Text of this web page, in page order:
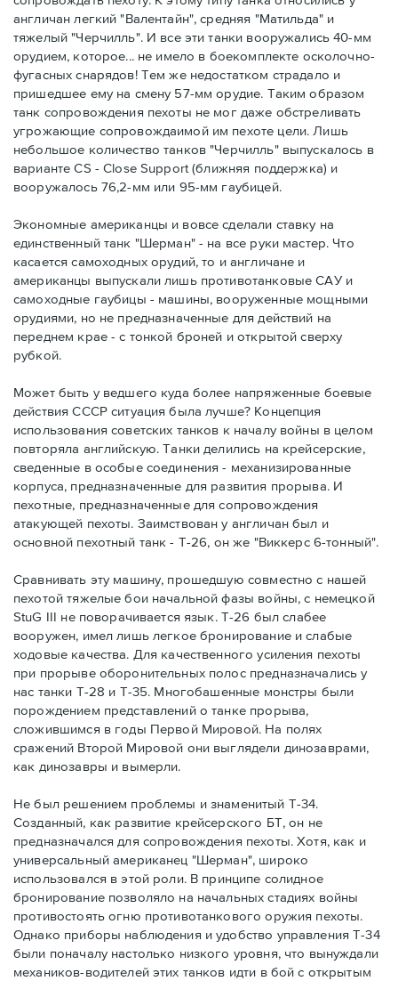
англичан легкий "Валентайн", средняя "Матильда" и
тяжелый "Черчилль". И все эти танки вооружались 40-мм
орудием, которое... не имело в боекомплекте осколочно-
фугасных снарядов! Тем же недостатком страдало и
пришедшее ему на смену 57-мм орудие. Таким образом
танк сопровождения пехоты не мог даже обстреливать
угрожающие сопровождаимой им пехоте цели. Лишь
небольшое количество танков "Черчилль" выпускалось в
варианте CS - Close Support (ближняя поддержка) и
вооружалось 76,2-мм или 95-мм гаубицей.
Экономные американцы и вовсе сделали ставку на
единственный танк "Шерман" - на все руки мастер. Что
касается самоходных орудий, то и англичане и
американцы выпускали лишь противотанковые САУ и
самоходные гаубицы - машины, вооруженные мощными
орудиями, но не предназначенные для действий на
переднем крае - с тонкой броней и открытой сверху
рубкой.
Может быть у ведшего куда более напряженные боевые
действия СССР ситуация была лучше? Концепция
использования советских танков к началу войны в целом
повторяла английскую. Танки делились на крейсерские,
сведенные в особые соединения - механизированные
корпуса, предназначенные для развития прорыва. И
пехотные, предназначенные для сопровождения
атакующей пехоты. Заимствован у англичан был и
основной пехотный танк - Т-26, он же "Виккерс 6-тонный".
Сравнивать эту машину, прошедшую совместно с нашей
пехотой тяжелые бои начальной фазы войны, с немецкой
StuG III не поворачивается язык. Т-26 был слабее
вооружен, имел лишь легкое бронирование и слабые
ходовые качества. Для качественного усиления пехоты
при прорыве оборонительных полос предназначались у
нас танки Т-28 и Т-35. Многобашенные монстры были
порождением представлений о танке прорыва,
сложившимся в годы Первой Мировой. На полях
сражений Второй Мировой они выглядели динозаврами,
как динозавры и вымерли.
Не был решением проблемы и знаменитый Т-34.
Созданный, как развитие крейсерского БТ, он не
предназначался для сопровождения пехоты. Хотя, как и
универсальный американец "Шерман", широко
использовался в этой роли. В принципе солидное
бронирование позволяло на начальных стадиях войны
противостоять огню противотанкового оружия пехоты.
Однако приборы наблюдения и удобство управления Т-34
были поначалу настолько низкого уровня, что вынуждали
механиков-водителей этих танков идти в бой с открытым